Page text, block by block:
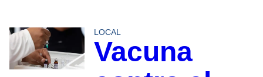
LOCAL
Vacuna